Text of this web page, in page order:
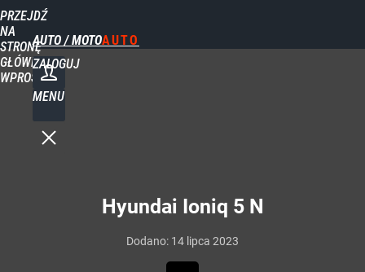
PRZEJDŹ
NA
STRONĘ
GŁÓWNĄ
WPROST.PL
AUTO / MOTO
ZALOGUJ
MENU
Hyundai Ioniq 5 N
Dodano: 14 lipca 2023